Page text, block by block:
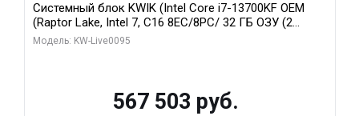
Системный блок KWIK (Intel Core i7-13700KF OEM
(Raptor Lake, Intel 7, C16 8EC/8PC/ 32 ГБ ОЗУ (2
модуля)/ Afox RTX4090 24GB GDDR6X 384-Bit 3xDP
Модель: KW-Live0095
567 503 руб.